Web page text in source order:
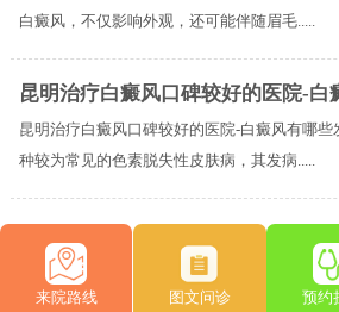
白癜风，不仅影响外观，还可能伴随眉毛.....
昆明治疗白癜风口碑较好的医院-白
昆明治疗白癜风口碑较好的医院-白癜风有哪
种较为常见的色素脱失性皮肤病，其发病.....
来院路线 图文问诊 预约